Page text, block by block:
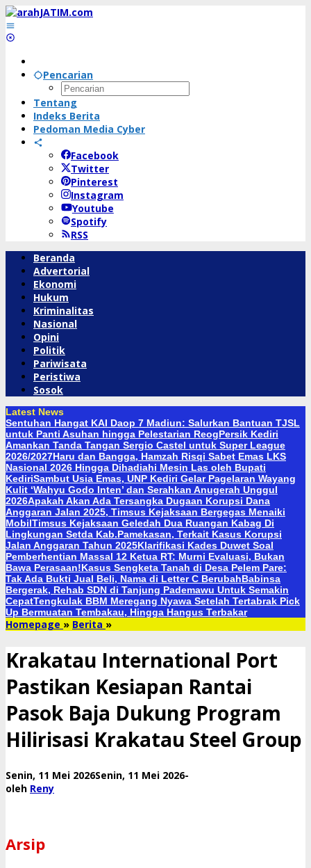
Lewati
ke
konten
Pencarian
Tentang
Indeks Berita
Pedoman Media Cyber
Facebook
Twitter
Pinterest
Instagram
Youtube
Spotify
RSS
Beranda
Advertorial
Ekonomi
Hukum
Kriminalitas
Nasional
Opini
Politik
Pariwisata
Peristiwa
Sosok
Latest News
Sentuhan Hangat KAI Daop 7 Madiun: Salurkan Bantuan TJSL
untuk Panti Asuhan hingga Pelestarian ReogPersik Kediri
Amankan Tanda Tangan Sergio Castel untuk Super League
2026/2027Haru dan Bangga, Hamzah Risqi Sabet Emas LKS
Nasional 2026 Hingga Dihadiahi Mesin Las oleh Bupati
KediriSambut Usia Emas, UNP Kediri Gelar Pagelaran Wayang
Kulit ‘Wahyu Godo Inten’ dan Serahkan Anugerah Unggul
2026Apakah Akan Ada Tersangka Dugaan Korupsi Dana
Anggaran Jalan 2025, Timsus Kejaksaan Bergegas Menaiki
MobilTimsus Kejaksaan Geledah Dua Ruangan Kabag Di
Lingkungan Setda Kab.Pamekasan, Terkait Kasus Korupsi
Jalan Anggaran Tahun 2025Klarifikasi Kades Duwet Soal
Pemberhentian Massal 12 Ketua RT: Murni Evaluasi, Bukan
Bawa Perasaan!Kasus Sengketa Tanah di Desa Pelem Pare:
Tak Ada Bukti Jual Beli, Nama di Letter C BerubahBabinsa
Bergerak, Rehab SDN di Tanjung Pademawu Untuk Semakin
CepatTengkulak BBM Meregang Nyawa Setelah Tertabrak Pick
Up Bermuatan Tembakau, Hingga Hangus Terbakar
Homepage » Berita »Krakatau
Pastikan
Kesiapan
Rantai
Pasok
Baja
Dukung
Program
Krakatau
Steel
Krakatau International Port
Pastikan Kesiapan Rantai
Pasok Baja Dukung Program
Hilirisasi Krakatau Steel Group
Senin, 11 Mei 2026Senin, 11 Mei 2026oleh
-
oleh Reny
Arsip